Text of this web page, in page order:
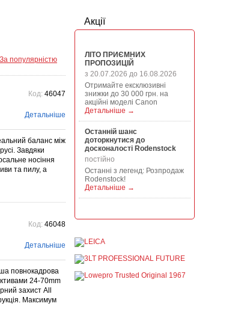
За популярністю
Код: 46047
Детальніше
баланс між
Завдяки
носіння
та пилу, а
Код: 46048
Детальніше
повнокадрова
24-70mm
захист All
Максимум
Акції
ЛІТО ПРИЄМНИХ
ПРОПОЗИЦІЙ
з 20.07.2026 до 16.08.2026
Отримайте ексклюзивні
знижки до 30 000 грн. на
акційні моделі Canon
Детальніше →
Останній шанс
доторкнутися до
досконалості Rodenstock
постійно
Останні з легенд: Розпродаж
Rodenstock!
Детальніше →
Manfrotto, National
продукції Manfrotto, National
гарантовану знижку від 50 до